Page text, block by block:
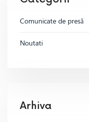
Comunicate de presă
Noutati
Arhiva